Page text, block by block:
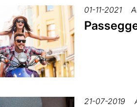
01-11-2021
21-07-2019